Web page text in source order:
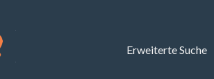
Erweiterte Suche